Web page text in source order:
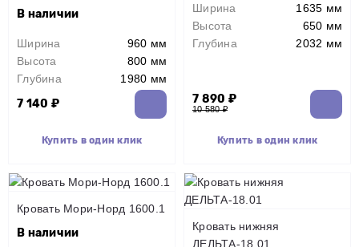
В наличии
Ширина
960 мм
Высота
800 мм
Глубина
1980 мм
7 140 ₽
Купить в один клик
Ширина
1635 мм
Высота
650 мм
Глубина
2032 мм
7 890 ₽
10 580 ₽
Купить в один клик
Кровать Мори-Норд 1600.1
В наличии
Кровать нижняя
ДЕЛЬТА-18.01